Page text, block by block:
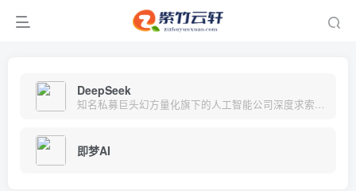
DeepSeek
即梦AI